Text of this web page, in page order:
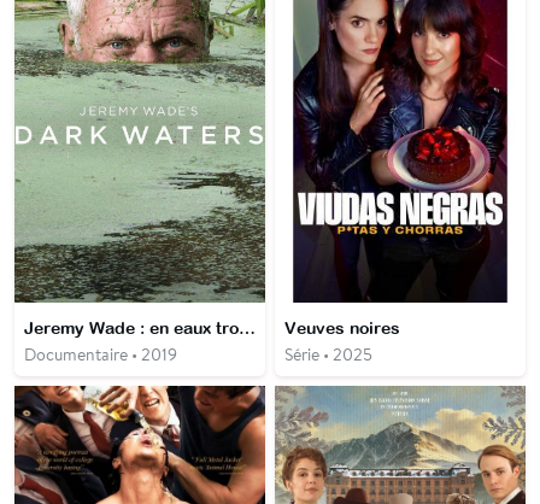
Jeremy Wade : en eaux troubles
Documentaire • 2019
Veuves noires
Série • 2025